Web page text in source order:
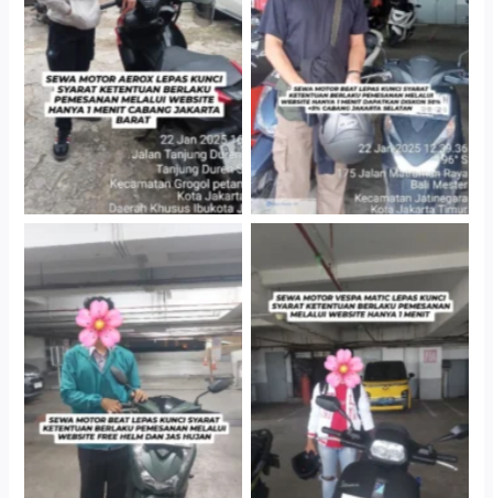
Cabang Jakarta Barat
Cityplaza Jatinegara
Gedung Parkir P6A
Cityplaza Jatinegara
Gedung Parkir P6A
Cityplaza Jatinegara
Gedung Parkir P6A